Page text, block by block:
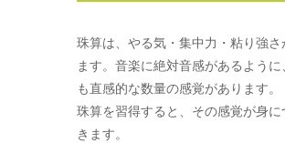
珠算は、やる気・集中力・粘り強
ます。音楽に絶対音感があるように
も直感的な数量の感覚があります。
珠算を習得すると、その感覚が身に
きます。